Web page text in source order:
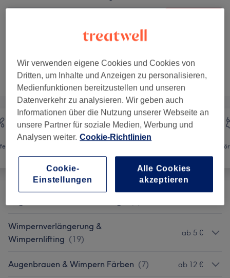
Details anzeigen
Nicht gefunden wonach du gesucht hast?
Alle Services
Wimpernverlängerung &
Wimpernlifting (19)
ab 5 €
Augenbrauen & Wimpern Färben (7) ab 12 €
Wir verwenden eigene Cookies und Cookies von
Dritten, um Inhalte und Anzeigen zu personalisieren,
Medienfunktionen bereitzustellen und unseren
Datenverkehr zu analysieren. Wir geben auch
Informationen über die Nutzung unserer Webseite an
unsere Partner für soziale Medien, Werbung und
Analysen weiter. Cookie-Richtlinien
Cookie-
Einstellungen
Alle Cookies
akzeptieren